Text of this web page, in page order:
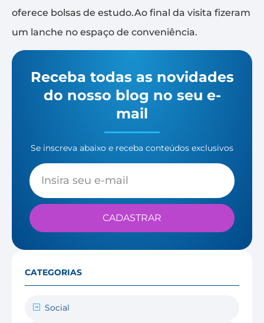
oferece bolsas de estudo.Ao final da visita fizeram
um lanche no espaço de conveniência.
Receba todas as novidades
do nosso blog no seu e-
mail
Se inscreva abaixo e receba conteúdos exclusivos
CADASTRAR
CATEGORIAS
Social